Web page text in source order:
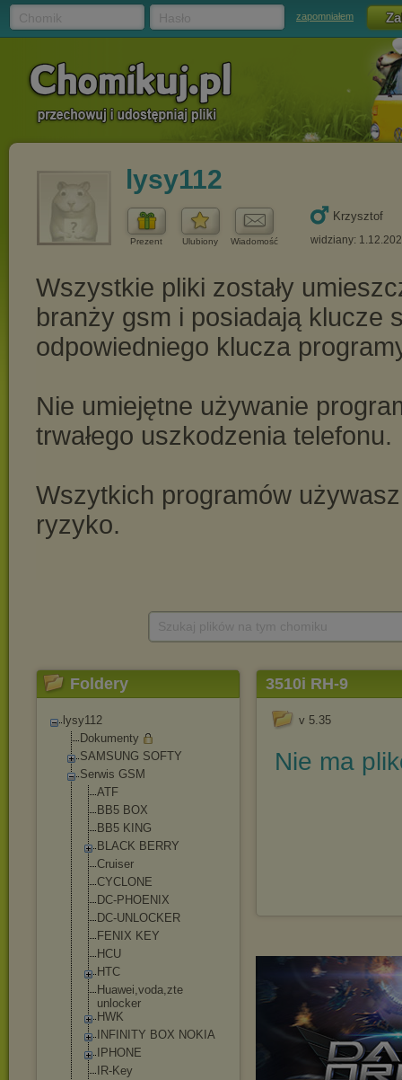
zapomniałem
lysy112
Prezent Ulubiony Wiadomość
Krzysztof
widziany:
Foldery
lysy112
Dokumenty
SAMSUNG SOFTY
Serwis GSM
ATF
BB5 BOX
BB5 KING
BLACK BERRY
Cruiser
CYCLONE
DC-PHOENIX
DC-UNLOCKER
FENIX KEY
HCU
HTC
Huawei,voda,zte
unlocker
HWK
INFINITY BOX NOKIA
IPHONE
IR-Key
3510i RH-9
v 5.35
Nie ma